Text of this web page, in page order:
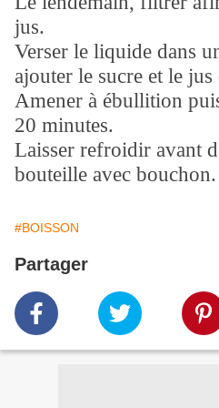
jus.
Verser le liquide dans
ajouter le sucre et le
Amener à ébullition
20 minutes.
Laisser refroidir avant
bouteille avec bouchon.
#BOISSON
Partager